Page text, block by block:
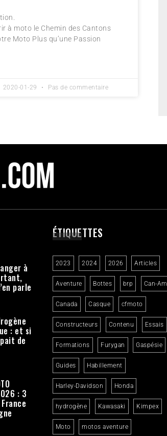
à moto le Chemin des Cantons
Moto Plus qu’une Passion
2020-01-29 Pas de commentaire
à
parle
: et si
de
: 3
ÉTIQUETTES
2023 2024 2026 Articles
Aventure Bottes brp Can-Am
Canada Casque cfmoto
Constructeurs Contenu Essais
Formations Furygan Gaspésie
Guides Habillement
Harley-Davidson Honda
hydrogène Kawasaki Kimpex
Moto motos aventure